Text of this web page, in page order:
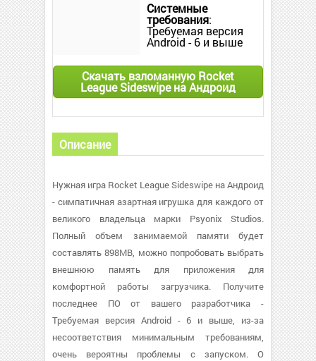
Системные
требования:
Требуемая версия
Android - 6 и выше
Скачать взломанную Rocket
League Sideswipe на Андроид
Описание
Нужная игра Rocket League Sideswipe на Андроид
- симпатичная азартная игрушка для каждого от
великого владельца марки Psyonix Studios.
Полный объем занимаемой памяти будет
составлять 898MB, можно попробовать выбрать
внешнюю память для приложения для
комфортной работы загрузчика. Получите
последнее ПО от вашего разработчика -
Требуемая версия Android - 6 и выше, из-за
несоответствия минимальным требованиям,
очень вероятны проблемы с запуском. О